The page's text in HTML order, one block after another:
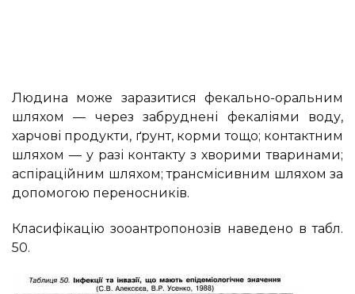
Людина може заразитися фекально-оральним
шляхом — через забруднені фекаліями воду,
харчові продукти, ґрунт, корми тощо; контактним
шляхом — у разі контакту з хворими тваринами;
аспіраційним шляхом; трансмісивним шляхом за
допомогою переносників.
Класифікацію зооантропонозів наведено в табл.
50.